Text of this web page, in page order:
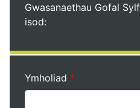
Gwasanaethau Gofal
isod:
Ymholiad